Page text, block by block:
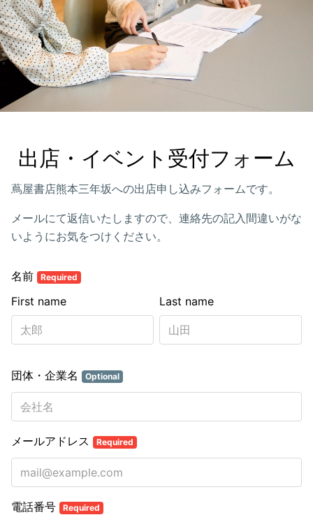
出店・イベント受付フォーム
蔦屋書店熊本三年坂への出店申し込みフォームです。
メールにて返信いたしますので、連絡先の記入間違いがな
いようにお気をつけください。
名前 Required
Last name
First name
団体・企業名 Optional
メールアドレス Required
電話番号 Required